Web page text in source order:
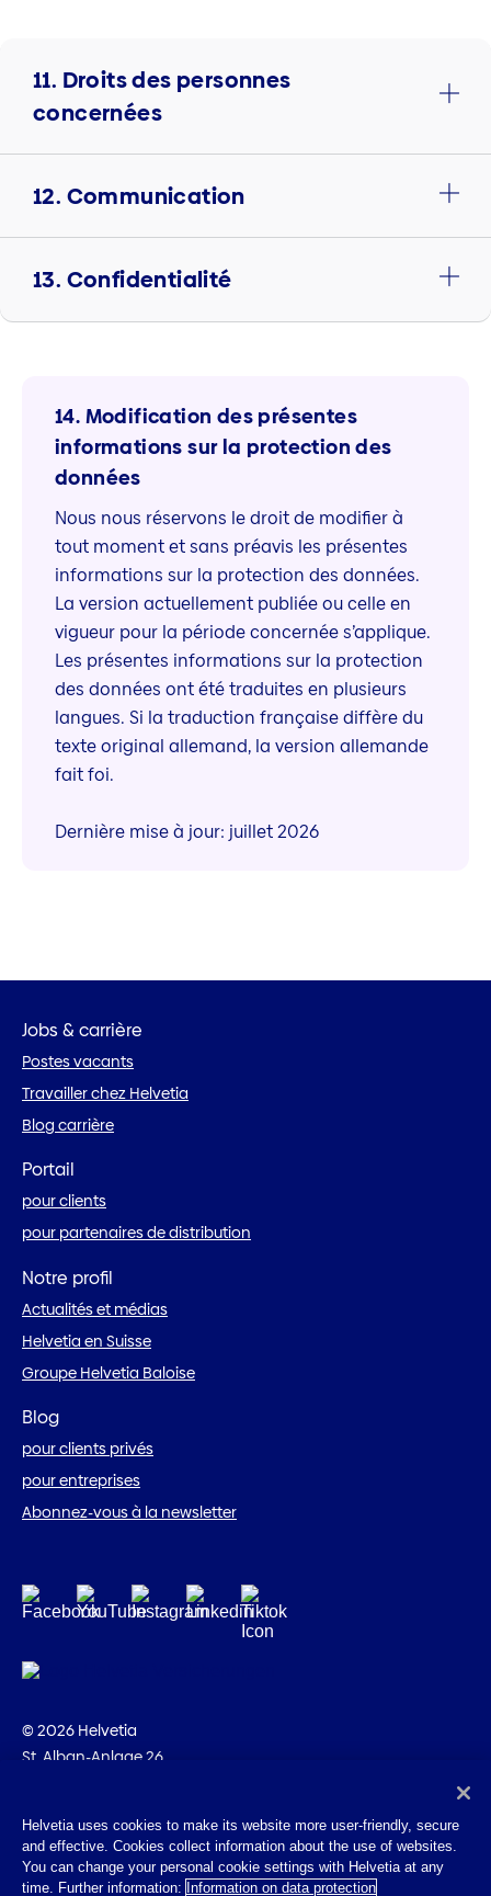
11. Droits des personnes
concernées
12. Communication
13. Confidentialité
14. Modification des présentes
informations sur la protection des
données
Nous nous réservons le droit de modifier à
tout moment et sans préavis les présentes
informations sur la protection des données.
La version actuellement publiée ou celle en
vigueur pour la période concernée s’applique.
Les présentes informations sur la protection
des données ont été traduites en plusieurs
langues. Si la traduction française diffère du
texte original allemand, la version allemande
fait foi.
Dernière mise à jour: juillet 2026
Jobs & carrière
Postes vacants
Travailler chez Helvetia
Blog carrière
Portail
pour clients
pour partenaires de distribution
Notre profil
Actualités et médias
Helvetia en Suisse
Groupe Helvetia Baloise
Blog
pour clients privés
pour entreprises
Abonnez-vous à la newsletter
© 2026 Helvetia
St. Alban-Anlage 26
Impressum
Indications juridiques
Helvetia uses cookies to make its website more user-friendly, secure
and effective. Cookies collect information about the use of websites.
You can change your personal cookie settings with Helvetia at any
time. Further information: Information on data protection